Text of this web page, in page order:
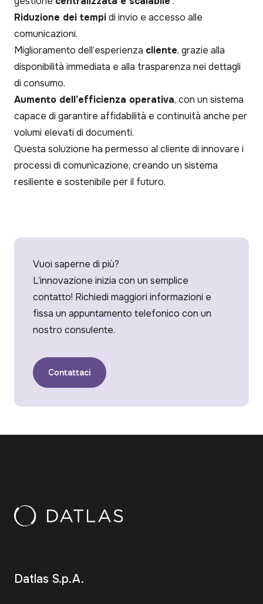
Riduzione dei tempidi invio e accesso alle
comunicazioni.
Miglioramento dell’esperienza cliente, grazie alla
disponibilità immediata e alla trasparenza nei dettagli
di consumo.
Aumento dell’efficienza operativa, con un sistema
capace di garantire affidabilità e continuità anche per
volumi elevati di documenti.
Questa soluzione ha permesso al cliente di innovare i
processi di comunicazione, creando un sistema
resiliente e sostenibile per il futuro.
Vuoi saperne di più?
L’innovazione inizia con un semplice
contatto! Richiedi maggiori informazioni e
fissa un appuntamento telefonico con un
nostro consulente.
Contattaci
Datlas S.p.A.